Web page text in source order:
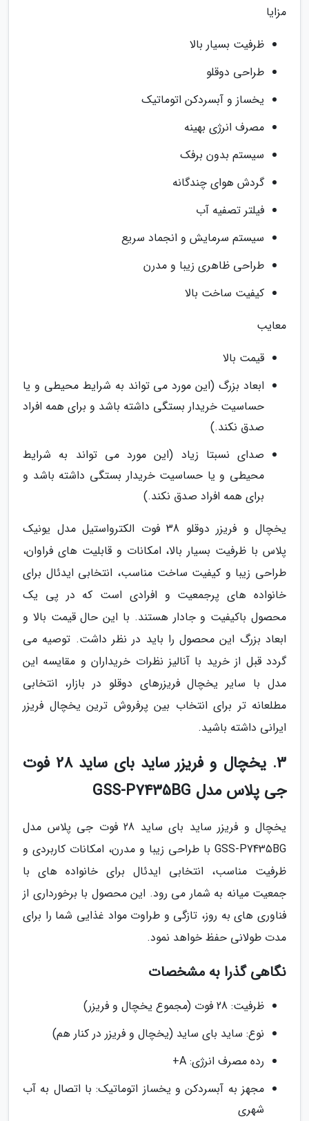
مزایا
ظرفیت بسیار بالا
طراحی دوقلو
یخساز و آبسردکن اتوماتیک
مصرف انرژی بهینه
سیستم بدون برفک
گردش هوای چندگانه
فیلتر تصفیه آب
سیستم سرمایش و انجماد سریع
طراحی ظاهری زیبا و مدرن
کیفیت ساخت بالا
معایب
قیمت بالا
ابعاد بزرگ (این مورد می تواند به شرایط محیطی و یا
حساسیت خریدار بستگی داشته باشد و برای همه افراد
صدق نکند.)
صدای نسبتا زیاد (این مورد می تواند به شرایط
محیطی و یا حساسیت خریدار بستگی داشته باشد و
برای همه افراد صدق نکند.)
یخچال و فریزر دوقلو 38 فوت الکترواستیل مدل یونیک
پلاس با ظرفیت بسیار بالا، امکانات و قابلیت های فراوان،
طراحی زیبا و کیفیت ساخت مناسب، انتخابی ایدئال برای
خانواده های پرجمعیت و افرادی است که در پی یک
محصول باکیفیت و جادار هستند. با این حال قیمت بالا و
ابعاد بزرگ این محصول را باید در نظر داشت. توصیه می
گردد قبل از خرید با آنالیز نظرات خریداران و مقایسه این
مدل با سایر یخچال فریزرهای دوقلو در بازار، انتخابی
مطلعانه تر برای انتخاب بین پرفروش ترین یخچال فریزر
ایرانی داشته باشید.
3. یخچال و فریزر ساید بای ساید 28 فوت
جی پلاس مدل GSS-P7435BG
یخچال و فریزر ساید بای ساید 28 فوت جی پلاس مدل
GSS-P7435BG با طراحی زیبا و مدرن، امکانات کاربردی و
ظرفیت مناسب، انتخابی ایدئال برای خانواده های با
جمعیت میانه به شمار می رود. این محصول با برخورداری از
فناوری های به روز، تازگی و طراوت مواد غذایی شما را برای
مدت طولانی حفظ خواهد نمود.
نگاهی گذرا به مشخصات
ظرفیت: 28 فوت (مجموع یخچال و فریزر)
نوع: ساید بای ساید (یخچال و فریزر در کنار هم)
رده مصرف انرژی: A+
مجهز به آبسردکن و یخساز اتوماتیک: با اتصال به آب
شهری